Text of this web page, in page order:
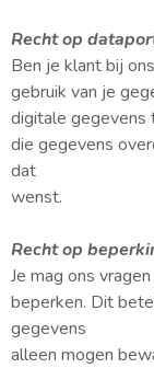
Recht op
Ben je klant bij
gebruik van je
digitale gegevens
die gegevens
dat
wenst.
Recht op
Je mag ons
beperken. Dit
gegevens
alleen mogen